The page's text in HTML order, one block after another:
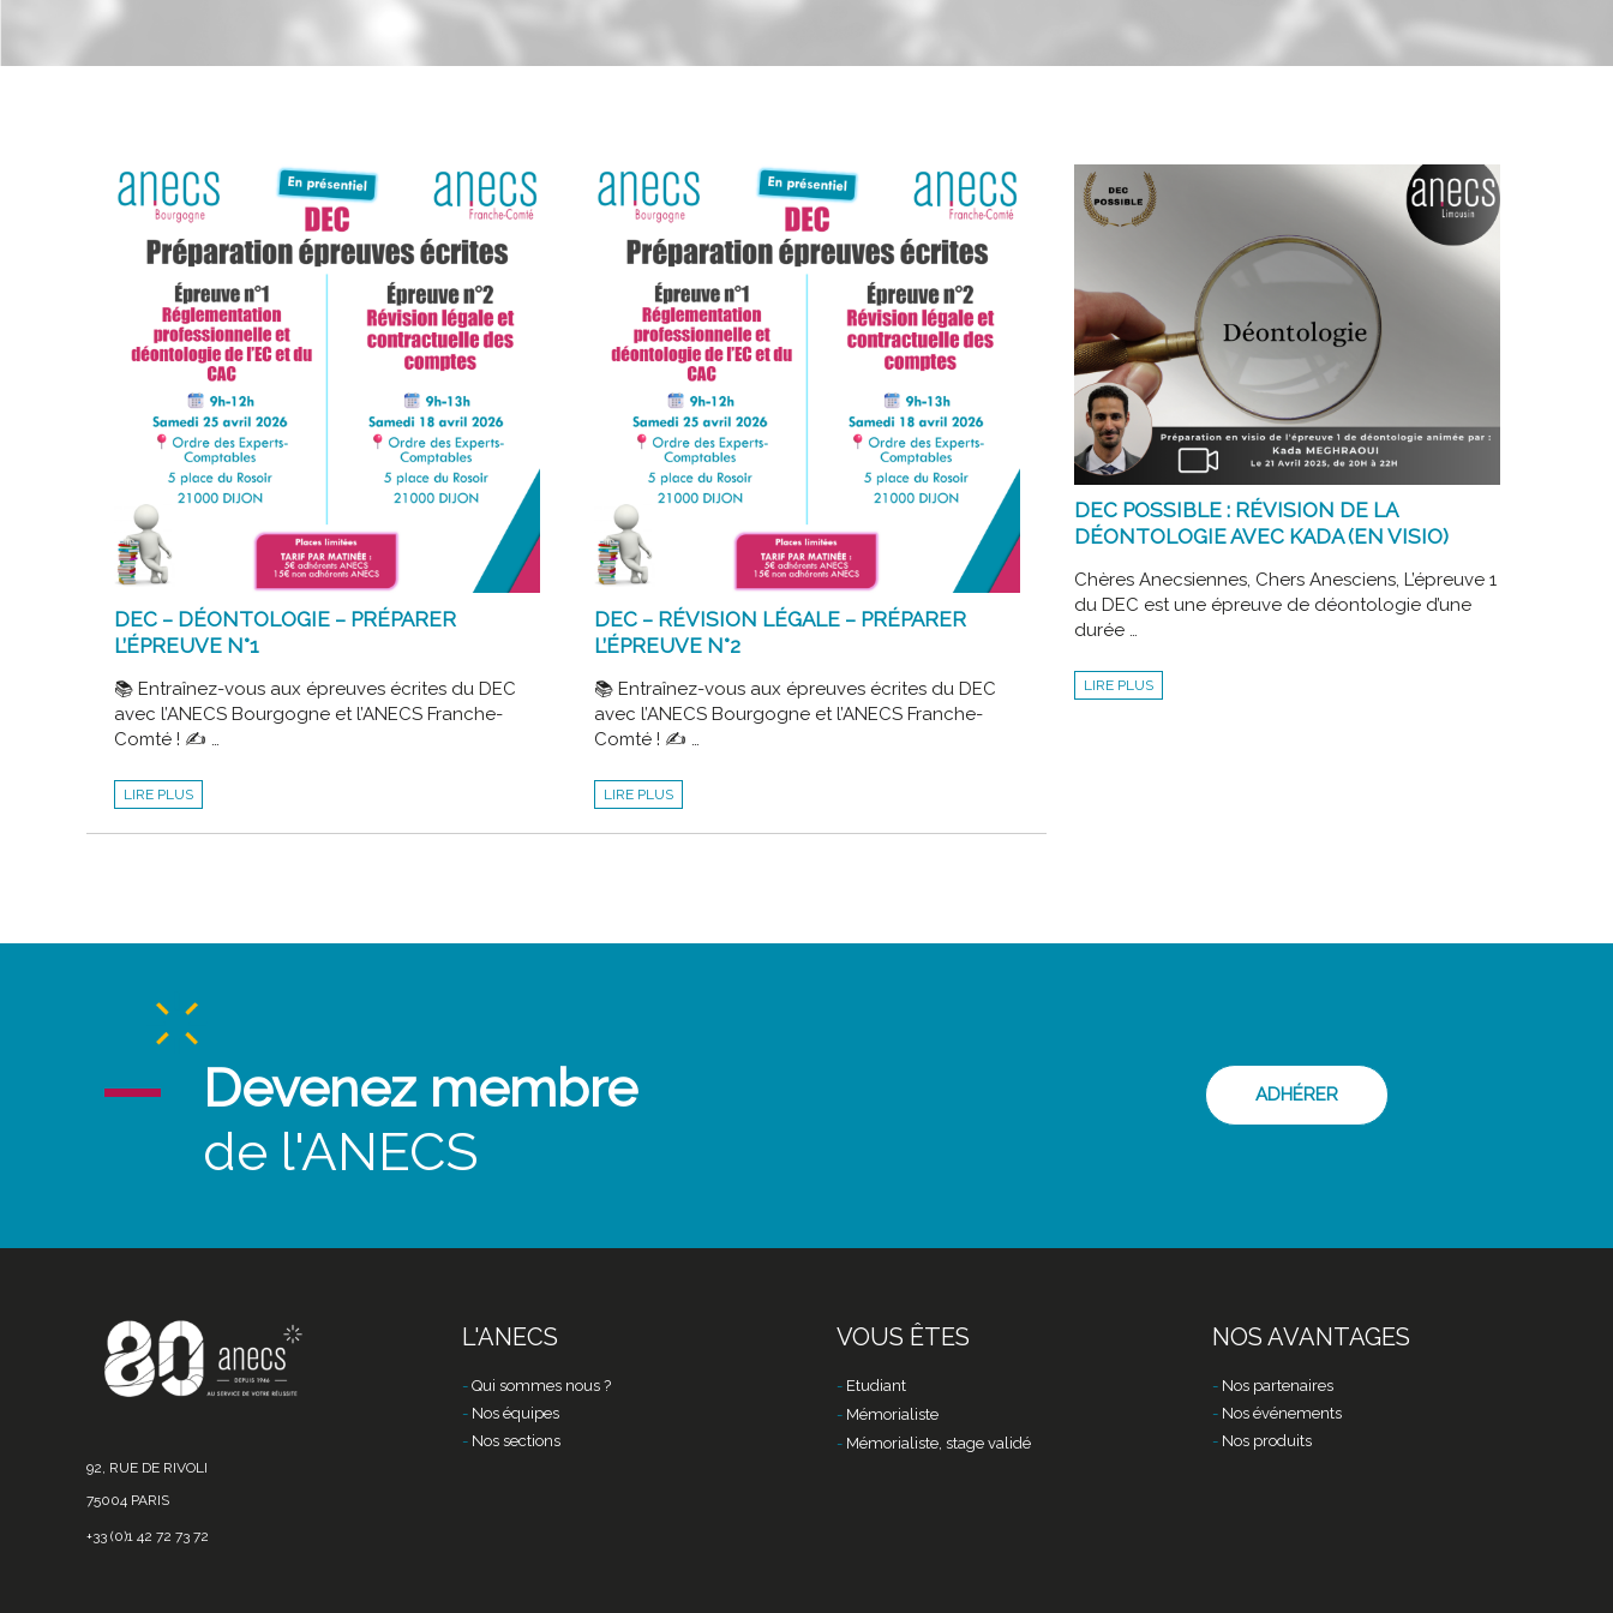
DEC – DÉONTOLOGIE – PRÉPARER
L’ÉPREUVE N°1
📚 Entraînez-vous aux épreuves écrites du DEC
avec l’ANECS Bourgogne et l’ANECS Franche-
Comté ! ✍ …
DEC
–
–
LIRE PLUS
DEC – RÉVISION LÉGALE – PRÉPARER
L’ÉPREUVE N°2
📚 Entraînez-vous aux épreuves écrites du DEC
avec l’ANECS Bourgogne et l’ANECS Franche-
Comté ! ✍ …
DEC
–
LÉGALE
LIRE PLUS
DEC POSSIBLE : RÉVISION DE LA
DÉONTOLOGIE AVEC KADA (EN VISIO)
Chères Anecsiennes, Chers Anesciens, L’épreuve 1
du DEC est une épreuve de déontologie d’une
durée …
DEC
POSSIBLE
LIRE PLUS
Devenez membre
de l'ANECS
ADHÉRER
92, RUE DE RIVOLI
75004 PARIS
+33 (0)1 42 72 73 72
L'ANECS
Qui sommes nous ?
Nos équipes
Nos sections
VOUS ÊTES
Etudiant
Mémorialiste
Mémorialiste, stage validé
NOS AVANTAGES
Nos partenaires
Nos événements
Nos produits